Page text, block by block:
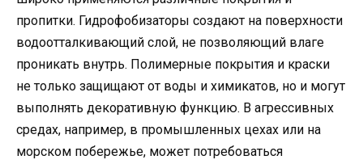
пропитки. Гидрофобизаторы создают на поверхности
водоотталкивающий слой, не позволяющий влаге
проникать внутрь. Полимерные покрытия и краски
не только защищают от воды и химикатов, но и могут
выполнять декоративную функцию. В агрессивных
средах, например, в промышленных цехах или на
морском побережье, может потребоваться